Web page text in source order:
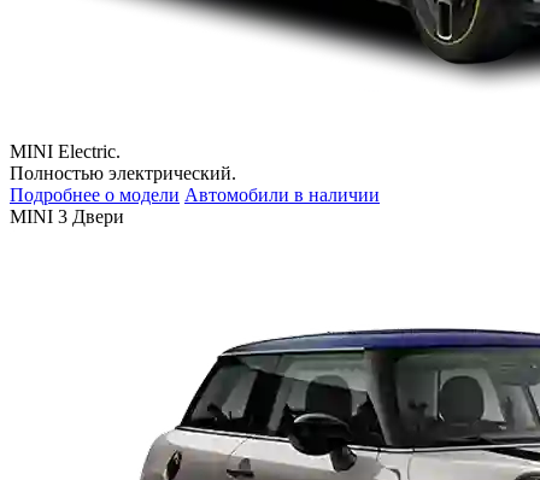
MINI Electric.
Полностью электрический.
Подробнее о модели Автомобили в наличии
MINI 3 Двери